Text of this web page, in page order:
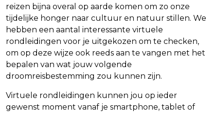
reizen bijna overal op aarde komen om zo onze
tijdelijke honger naar cultuur en natuur stillen. We
hebben een aantal interessante virtuele
rondleidingen voor je uitgekozen om te checken,
om op deze wijze ook reeds aan te vangen met het
bepalen van wat jouw volgende
droomreisbestemming zou kunnen zijn.
Virtuele rondleidingen kunnen jou op ieder
gewenst moment vanaf je smartphone, tablet of